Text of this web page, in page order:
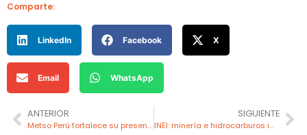
Comparte:
LinkedIn Facebook X
Email WhatsApp
ANTERIOR
Metso Perú fortalece su presencia en proyectos mineros
SIGUIENTE
INEI: minería e hidrocarburos impulsan crecimiento económico